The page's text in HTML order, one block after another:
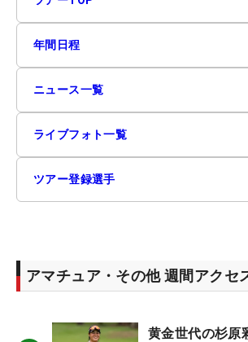
年間日程
ニュース一覧
ライブフォト一覧
ツアー登録選手
アマチュア・その他 週間アクセ
黄金世代の杉原